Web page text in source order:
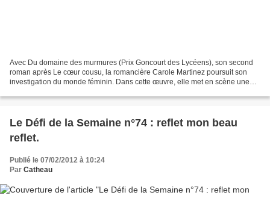
Avec Du domaine des murmures (Prix Goncourt des Lycéens), son second
roman après Le cœur cousu, la romancière Carole Martinez poursuit son
investigation du monde féminin. Dans cette œuvre, elle met en scène une
Le Défi de la Semaine n°74 : reflet mon beau
reflet.
Publié le 07/02/2012 à 10:24
Par Catheau